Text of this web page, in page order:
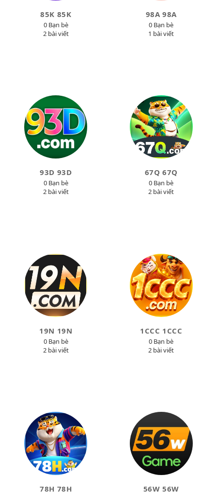
85K 85K
0 Bạn bè
2 bài viết
98A 98A
0 Bạn bè
1 bài viết
93D 93D
0 Bạn bè
2 bài viết
67Q 67Q
0 Bạn bè
2 bài viết
19N 19N
0 Bạn bè
2 bài viết
1CCC 1CCC
0 Bạn bè
2 bài viết
78H 78H 56W 56W